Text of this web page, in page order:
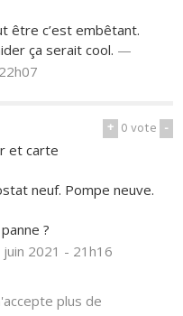
être c’est embêtant.
ça serait cool. —
+ 0vote -
et carte
neuf. Pompe neuve.
?
juin 2021 - 21h16
plus de